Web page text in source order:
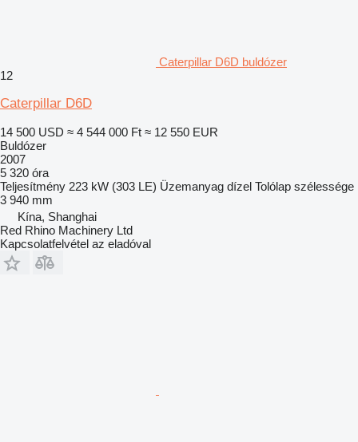
Caterpillar D6D buldózer
12
Caterpillar D6D
14 500 USD ≈ 4 544 000 Ft ≈ 12 550 EUR
Buldózer
2007
5 320 óra
Teljesítmény 223 kW (303 LE) Üzemanyag dízel Tolólap szélessége
3 940 mm
Kína, Shanghai
Red Rhino Machinery Ltd
Kapcsolatfelvétel az eladóval